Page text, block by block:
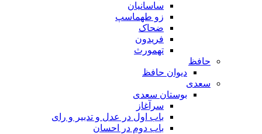
ساسانیان
زو طهماسپ‏
ضحاک
فریدون
تهمورث
حافظ
دیوان حافظ
سعدی
بوستان سعدی
سرآغاز
باب اول در عدل و تدبیر و رای
باب دوم در احسان